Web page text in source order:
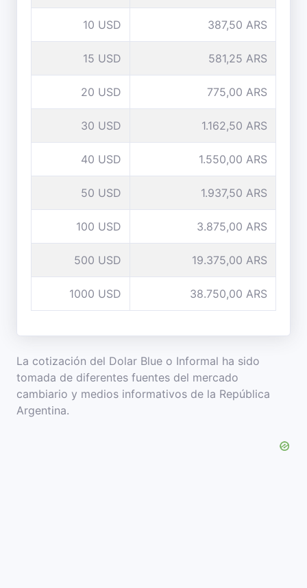
10 USD 387,50 ARS
15 USD 581,25 ARS
20 USD 775,00 ARS
30 USD 1.162,50 ARS
40 USD 1.550,00 ARS
50 USD 1.937,50 ARS
100 USD 3.875,00 ARS
500 USD 19.375,00 ARS
1000 USD 38.750,00 ARS
La cotización del Dolar Blue o Informal ha sido
tomada de diferentes fuentes del mercado
cambiario y medios informativos de la República
Argentina.